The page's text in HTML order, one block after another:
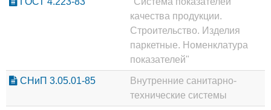
качества продукции.
Строительство. Изделия
паркетные. Номенклатура
показателей"
СНиП 3.05.01-85
Внутренние санитарно-
технические системы